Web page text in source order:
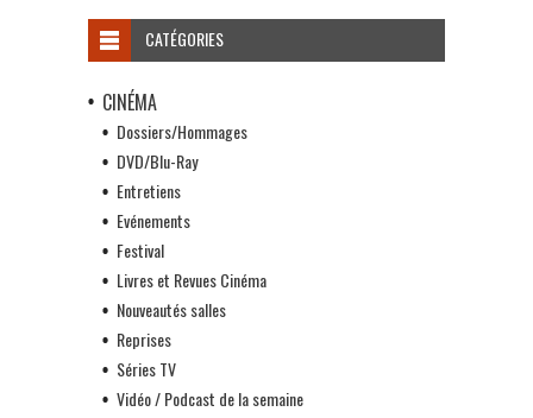
CATÉGORIES
CINÉMA
Dossiers/Hommages
DVD/Blu-Ray
Entretiens
Evénements
Festival
Livres et Revues Cinéma
Nouveautés salles
Reprises
Séries TV
Vidéo / Podcast de la semaine